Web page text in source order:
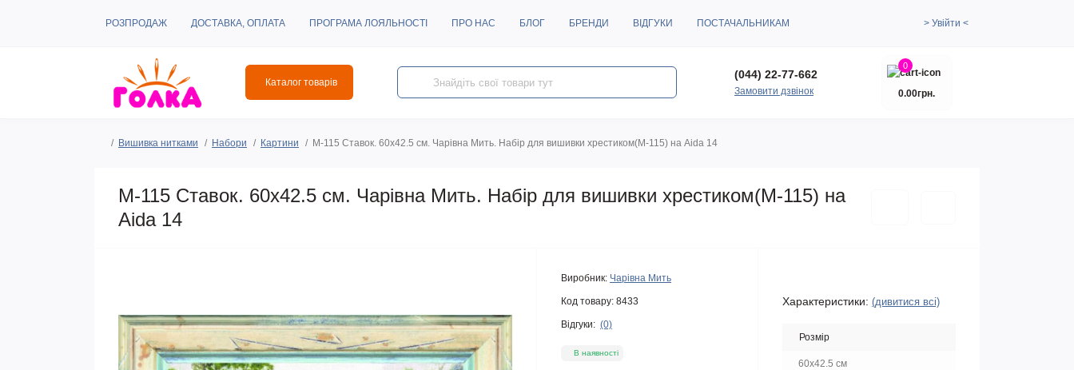
РОЗПРОДАЖ ДОСТАВКА, ОПЛАТА ПРОГРАМА ЛОЯЛЬНОСТІ ПРО НАС БЛОГ БРЕНДИ ВІДГУКИ ПОСТАЧАЛЬНИКАМ > Увійти <
Каталог товарів
(044) 22-77-662
Замовити дзвінок
0
0.00грн.
Вишивка нитками Набори Картини М-115 Ставок. 60x42.5 см. Чарівна Мить. Набір для вишивки хрестиком(М-115) на Aida 14
М-115 Ставок. 60x42.5 см. Чарівна Мить. Набір для вишивки хрестиком(М-115) на
Aida 14
Виробник: Чарівна Мить
Код товару: 8433
Відгуки: (0)
В наявності
Характеристики: (дивитися всі)
Розмір
60x42.5 см